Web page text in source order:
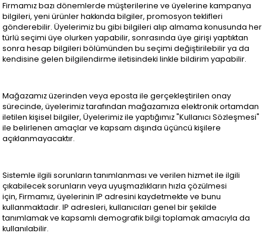
Firmamız bazı dönemlerde müşterilerine ve üyelerine kampanya
bilgileri, yeni ürünler hakkında bilgiler, promosyon teklifleri
gönderebilir. Üyelerimiz bu gibi bilgileri alıp almama konusunda her
türlü seçimi üye olurken yapabilir, sonrasında üye girişi yaptıktan
sonra hesap bilgileri bölümünden bu seçimi değiştirilebilir ya da
kendisine gelen bilgilendirme iletisindeki linkle bildirim yapabilir.
Mağazamız üzerinden veya eposta ile gerçekleştirilen onay
sürecinde, üyelerimiz tarafından mağazamıza elektronik ortamdan
iletilen kişisel bilgiler, Üyelerimiz ile yaptığımız "Kullanıcı Sözleşmesi"
ile belirlenen amaçlar ve kapsam dışında üçüncü kişilere
açıklanmayacaktır.
Sistemle ilgili sorunların tanımlanması ve verilen hizmet ile ilgili
çıkabilecek sorunların veya uyuşmazlıkların hızla çözülmesi
için, Firmamız, üyelerinin IP adresini kaydetmekte ve bunu
kullanmaktadır. IP adresleri, kullanıcıları genel bir şekilde
tanımlamak ve kapsamlı demografik bilgi toplamak amacıyla da
kullanılabilir.